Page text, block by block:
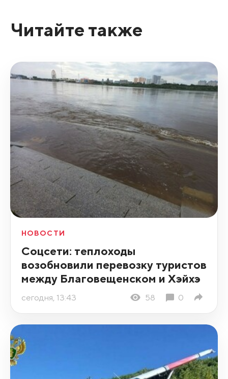
Читайте также
НОВОСТИ
Соцсети: теплоходы
возобновили перевозку туристов
между Благовещенском и Хэйхэ
сегодня, 13:43 58 0